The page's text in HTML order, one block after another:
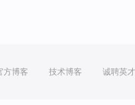
方博客 技术博客 诚聘英才